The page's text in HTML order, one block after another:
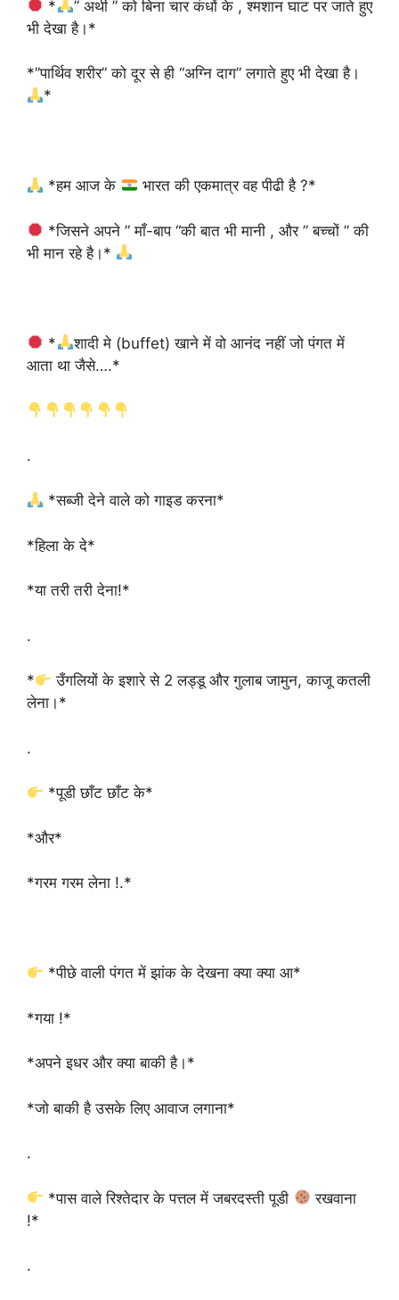
*
” अर्थी ” को बिना चार कंधों के , श्मशान घाट पर जाते हुए
भी देखा है।*
*”पार्थिव शरीर” को दूर से ही “अग्नि दाग” लगाते हुए भी देखा है।
*
*हम आज के भारत की एकमात्र वह पीढी है ?*
*जिसने अपने ” माँ-बाप “की बात भी मानी , और ” बच्चों ” की
भी मान रहे है।*
*
शादी मे (buffet) खाने में वो आनंद नहीं जो पंगत में
आता था जैसे….*
.
*सब्जी देने वाले को गाइड करना*
*हिला के दे*
*या तरी तरी देना!*
.
*
उँगलियों के इशारे से 2 लड्डू और गुलाब जामुन, काजू कतली
लेना।*
.
*पूडी छाँट छाँट के*
*और*
*गरम गरम लेना !.*
*पीछे वाली पंगत में झांक के देखना क्या क्या आ*
*गया !*
*अपने इधर और क्या बाकी है।*
*जो बाकी है उसके लिए आवाज लगाना*
.
*पास वाले रिश्तेदार के पत्तल में जबरदस्ती पूडी
रखवाना
!*
.